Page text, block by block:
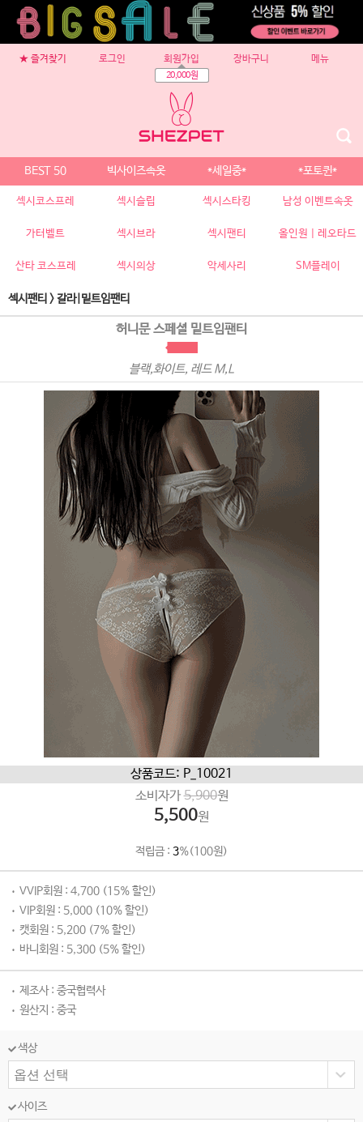
★ 즐겨찾기 로그인 회원가입
20,000원
장바구니 메뉴
BEST 50 빅사이즈속옷 *세일중* *포토퀸*
섹시코스프레 섹시슬립 섹시스타킹 남성 이벤트속옷
가터벨트 섹시브라 섹시팬티 올인원 | 레오타드
산타 코스프레 섹시의상 악세사리 SM플레이
섹시팬티 >갈라|밑트임팬티
허니문 스페셜 밑트임팬티
블랙,화이트, 레드 M,L
상품코드: P_10021
소비자가5,900원
5,500원
적립금 : 3%(100원)
VVIP회원 : 4,700 (15% 할인)
VIP회원 : 5,000 (10% 할인)
캣회원 : 5,200 (7% 할인)
바니회원 : 5,300 (5% 할인)
제조사 : 중국협력사
원산지 : 중국
색상
사이즈